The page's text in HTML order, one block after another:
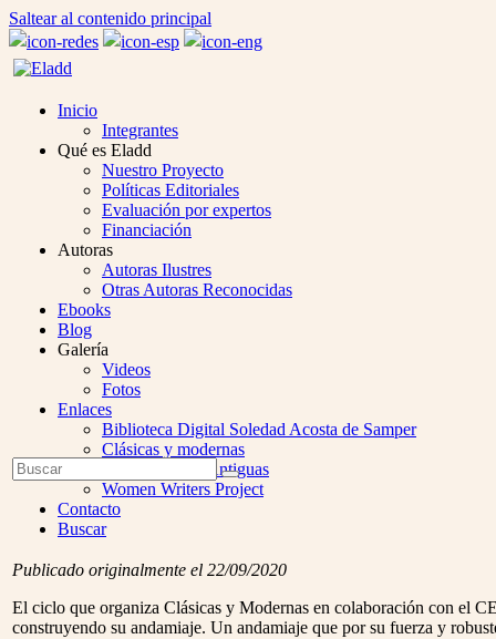
Saltear al contenido principal
Inicio
Integrantes
Qué es Eladd
Nuestro Proyecto
Políticas Editoriales
Evaluación por expertos
Financiación
Autoras
Autoras Ilustres
Otras Autoras Reconocidas
Ebooks
Blog
Galería
Videos
Fotos
Enlaces
Biblioteca Digital Soledad Acosta de Samper
Clásicas y modernas
Colección Las Antiguas
Women Writers Project
Contacto
Buscar
Open
Mobile
Menu
Buscar
Enviar
Publicado originalmente el 22/09/2020
El ciclo que organiza Clásicas y Modernas en colaboración con el
construyendo su andamiaje. Un andamiaje que por su fuerza y